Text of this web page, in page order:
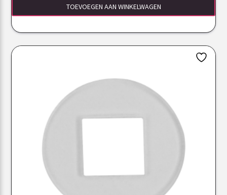
TOEVOEGEN AAN WINKELWAGEN